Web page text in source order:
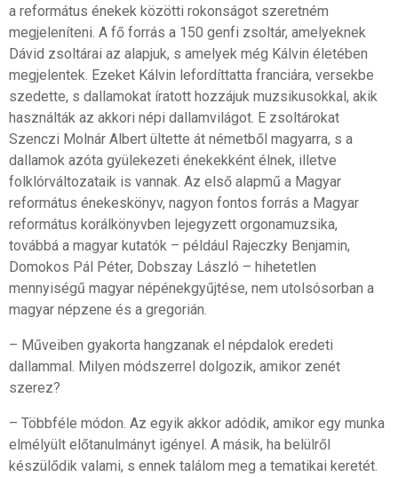
a református énekek közötti rokonságot szeretném
megjeleníteni. A fő forrás a 150 genfi zsoltár, amelyeknek
Dávid zsoltárai az alapjuk, s amelyek még Kálvin életében
megjelentek. Ezeket Kálvin lefordíttatta franciára, versekbe
szedette, s dallamokat íratott hozzájuk muzsikusokkal, akik
használták az akkori népi dallamvilágot. E zsoltárokat
Szenczi Molnár Albert ültette át németből magyarra, s a
dallamok azóta gyülekezeti énekekként élnek, illetve
folklórváltozataik is vannak. Az első alapmű a Magyar
református énekeskönyv, nagyon fontos forrás a Magyar
református korálkönyvben lejegyzett orgonamuzsika,
továbbá a magyar kutatók – például Rajeczky Benjamin,
Domokos Pál Péter, Dobszay László – hihetetlen
mennyiségű magyar népénekgyűjtése, nem utolsósorban a
magyar népzene és a gregorián.
– Műveiben gyakorta hangzanak el népdalok eredeti
dallammal. Milyen módszerrel dolgozik, amikor zenét
szerez?
– Többféle módon. Az egyik akkor adódik, amikor egy munka
elmélyült előtanulmányt igényel. A másik, ha belülről
készülődik valami, s ennek találom meg a tematikai keretét.